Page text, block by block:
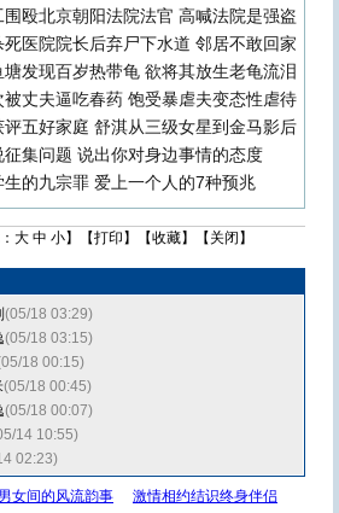
围殴北京朝阳法院法官 高喊法院是强盗
死医院院长后弃尸下水道 邻居不敢回家
塘发现百岁热带龟 欲将其放生老龟流泪
被丈夫逼吃春药 饱受暴虐夫变态性虐待
五好家庭 舒淇从三级女星到金马影后
征集问题 说出你对身边事情的态度
生的九宗罪 爱上一个人的7种预兆
大 中 小】【打印 】【收藏】【 关闭 】
(05/18 03:29)
(05/18 03:15)
18 00:15)
(05/18 00:45)
(05/18 00:07)
14 10:55)
02:23)